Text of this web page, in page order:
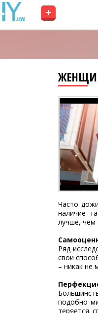
+
Часто
наличие
лучше, чем
Ряд
свои
– никак не
подобно
теряется